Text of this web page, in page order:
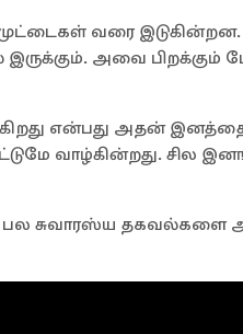
வரை இடுகின்றன.
அவை பிறக்கும்
என்பது அதன்
வாழ்கின்றது. சில
பல சுவாரஸ்ய தகவல்களை